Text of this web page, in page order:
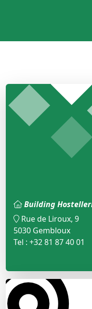
Building
Rue de Liroux, 9
5030 Gembloux
Tel : +32 81 87 40 01